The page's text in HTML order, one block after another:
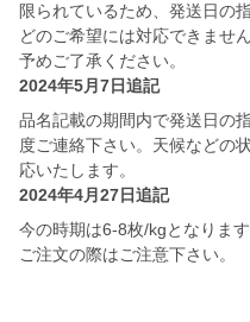
限られているため、発送日の
どのご希望には対応できません
予めご了承ください。
2024年5月7日追記
品名記載の期間内で発送日の
度ご連絡下さい。天候などの
応いたします。
2024年4月27日追記
今の時期は6-8枚/kgとなります
ご注文の際はご注意下さい。